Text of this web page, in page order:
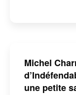
Michel
une petite